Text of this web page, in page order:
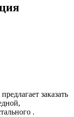
предлагает заказать
.